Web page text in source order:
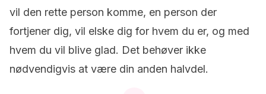
vil den rette person komme, en person der
fortjener dig, vil elske dig for hvem du er, og med
hvem du vil blive glad. Det behøver ikke
nødvendigvis at være din anden halvdel.